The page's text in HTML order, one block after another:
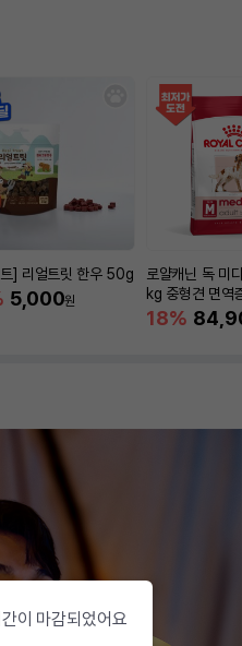
] 리얼트릿 한우 50g
5,000원
로얄캐닌 독 미
kg 중형견 면역
18%
이 마감되었어요